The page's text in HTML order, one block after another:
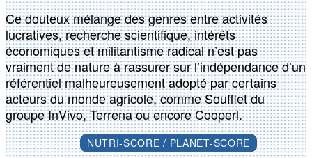
Ce douteux mélange des genres entre activités
lucratives, recherche scientifique, intérêts
économiques et militantisme radical n’est pas
vraiment de nature à rassurer sur l’indépendance d’un
référentiel malheureusement adopté par certains
acteurs du monde agricole, comme Soufflet du
groupe InVivo, Terrena ou encore Cooperl.
NUTRI-SCORE / PLANET-SCORE